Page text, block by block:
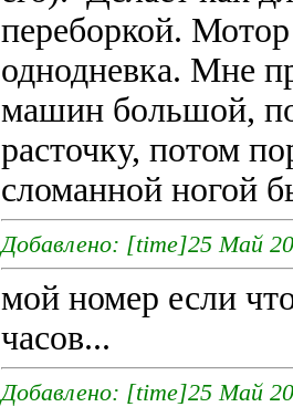
переборкой.
однодневка. Мне
машин большой,
расточку, потом
сломанной ногой
Добавлено: [time]25 Май
мой номер если
часов...
Добавлено: [time]25 Май